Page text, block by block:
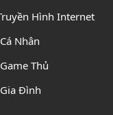
Hình Internet
Nhân
Thủ
Đình